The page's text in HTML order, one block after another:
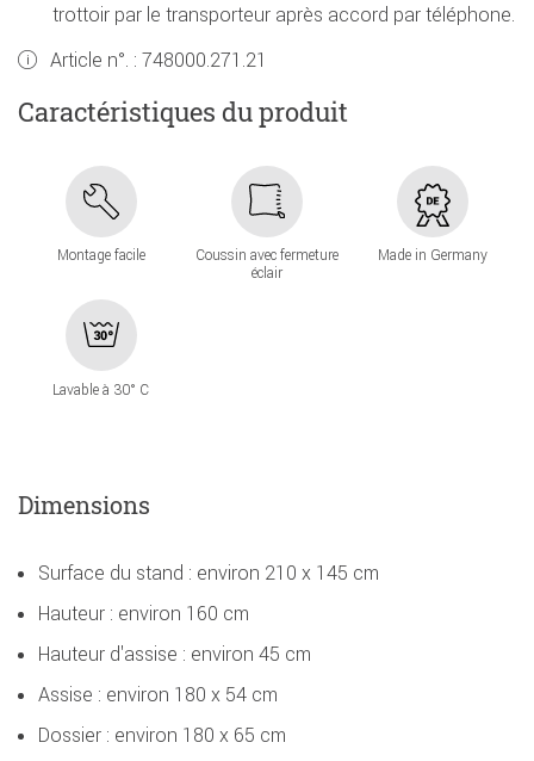
trottoir par le transporteur après accord par téléphone.
Article n°. : 748000.271.21
Caractéristiques du produit
Montage facile
Coussin avec fermeture
éclair
Made in Germany
Lavable à 30° C
Dimensions
Surface du stand : environ 210 x 145 cm
Hauteur : environ 160 cm
Hauteur d'assise : environ 45 cm
Assise : environ 180 x 54 cm
Dossier : environ 180 x 65 cm